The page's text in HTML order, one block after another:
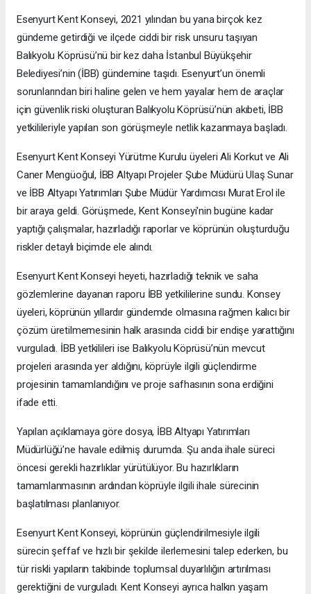
Esenyurt Kent Konseyi, 2021 yılından bu yana birçok kez
gündeme getirdiği ve ilçede ciddi bir risk unsuru taşıyan
Balıkyolu Köprüsü’nü bir kez daha İstanbul Büyükşehir
Belediyesi’nin (İBB) gündemine taşıdı. Esenyurt’un önemli
sorunlarından biri haline gelen ve hem yayalar hem de araçlar
için güvenlik riski oluşturan Balıkyolu Köprüsü’nün akıbeti, İBB
yetkilileriyle yapılan son görüşmeyle netlik kazanmaya başladı.
Esenyurt Kent Konseyi Yürütme Kurulu üyeleri Ali Korkut ve Ali
Caner Mengüoğul, İBB Altyapı Projeler Şube Müdürü Ulaş Sunar
ve İBB Altyapı Yatırımları Şube Müdür Yardımcısı Murat Erol ile
bir araya geldi. Görüşmede, Kent Konseyi'nin bugüne kadar
yaptığı çalışmalar, hazırladığı raporlar ve köprünün oluşturduğu
riskler detaylı biçimde ele alındı.
Esenyurt Kent Konseyi heyeti, hazırladığı teknik ve saha
gözlemlerine dayanan raporu İBB yetkililerine sundu. Konsey
üyeleri, köprünün yıllardır gündemde olmasına rağmen kalıcı bir
çözüm üretilmemesinin halk arasında ciddi bir endişe yarattığını
vurguladı. İBB yetkilileri ise Balıkyolu Köprüsü’nün mevcut
projeleri arasında yer aldığını, köprüyle ilgili güçlendirme
projesinin tamamlandığını ve proje safhasının sona erdiğini
ifade etti.
Yapılan açıklamaya göre dosya, İBB Altyapı Yatırımları
Müdürlüğü’ne havale edilmiş durumda. Şu anda ihale süreci
öncesi gerekli hazırlıklar yürütülüyor. Bu hazırlıkların
tamamlanmasının ardından köprüyle ilgili ihale sürecinin
başlatılması planlanıyor.
Esenyurt Kent Konseyi, köprünün güçlendirilmesiyle ilgili
sürecin şeffaf ve hızlı bir şekilde ilerlemesini talep ederken, bu
tür riskli yapıların takibinde toplumsal duyarlılığın artırılması
gerektiğini de vurguladı. Kent Konseyi ayrıca halkın yaşam